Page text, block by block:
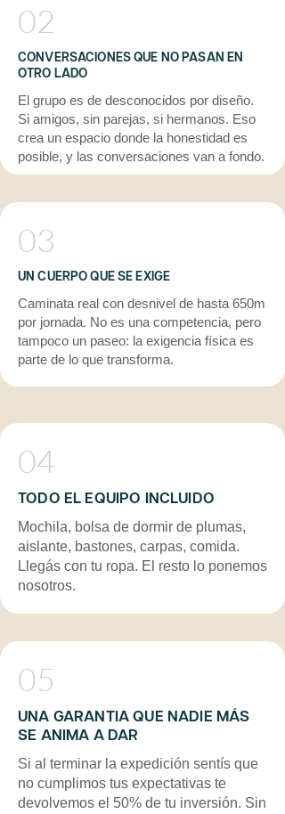
02
CONVERSACIONES QUE NO PASAN EN
OTRO LADO
El grupo es de desconocidos por diseño.
Si amigos, sin parejas, si hermanos. Eso
crea un espacio donde la honestidad es
posible, y las conversaciones van a fondo.
03
UN CUERPO QUE SE EXIGE
Caminata real con desnivel de hasta 650m
por jornada. No es una competencia, pero
tampoco un paseo: la exigencia física es
parte de lo que transforma.
04
TODO EL EQUIPO INCLUIDO
Mochila, bolsa de dormir de plumas,
aislante, bastones, carpas, comida.
Llegás con tu ropa. El resto lo ponemos
nosotros.
05
UNA GARANTIA QUE NADIE MÁS
SE ANIMA A DAR
Si al terminar la expedición sentís que
no cumplimos tus expectativas te
devolvemos el 50% de tu inversión. Sin